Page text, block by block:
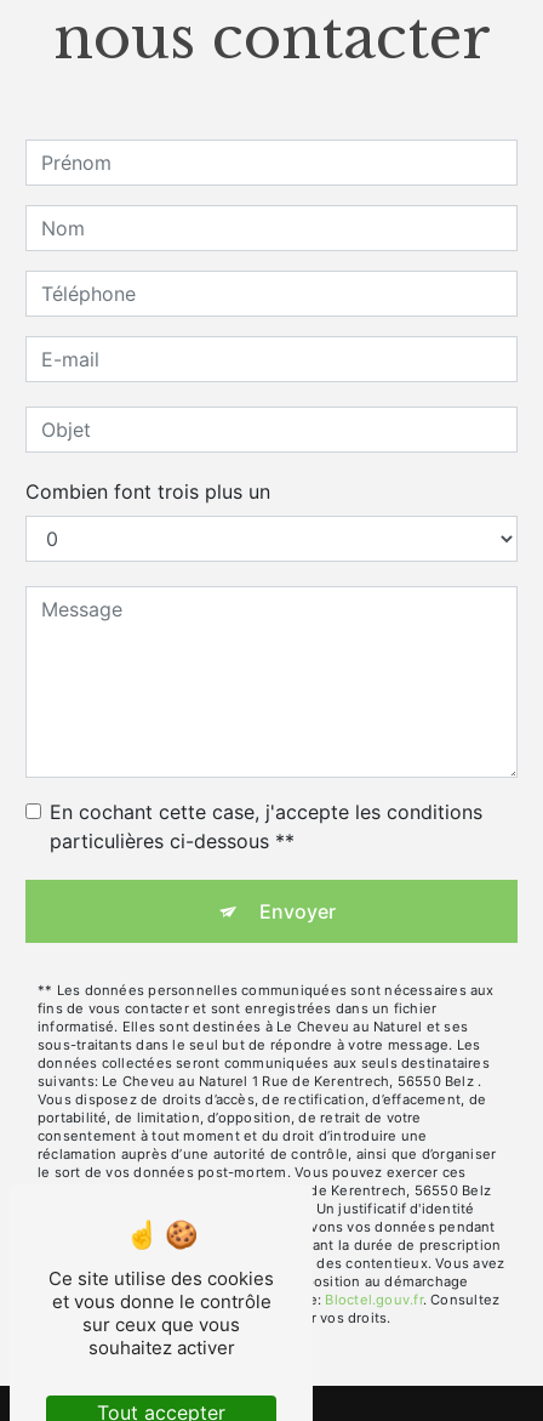
nous contacter
Combien font trois plus un
En cochant cette case, j'accepte les conditions
particulières ci-dessous **
Envoyer
** Les données personnelles communiquées sont nécessaires aux
fins de vous contacter et sont enregistrées dans un fichier
informatisé. Elles sont destinées à Le Cheveu au Naturel et ses
sous-traitants dans le seul but de répondre à votre message. Les
données collectées seront communiquées aux seuls destinataires
suivants: Le Cheveu au Naturel 1 Rue de Kerentrech, 56550 Belz .
Vous disposez de droits d’accès, de rectification, d’effacement, de
portabilité, de limitation, d’opposition, de retrait de votre
consentement à tout moment et du droit d’introduire une
réclamation auprès d’une autorité de contrôle, ainsi que d’organiser
le sort de vos données post-mortem. Vous pouvez exercer ces
droits par voie postale à l'adresse 1 Rue de Kerentrech, 56550 Belz
ou par courrier électronique à l'adresse . Un justificatif d'identité
pourra vous être demandé. Nous conservons vos données pendant
la période de prise de contact puis pendant la durée de prescription
légale aux fins probatoires et de gestion des contentieux. Vous avez
le droit de vous inscrire sur la liste d'opposition au démarchage
téléphonique, disponible à cette adresse: Bloctel.gouv.fr. Consultez
le site cnil.fr pour plus d’informations sur vos droits.
Ce site utilise des cookies
et vous donne le contrôle
sur ceux que vous
souhaitez activer
Tout accepter